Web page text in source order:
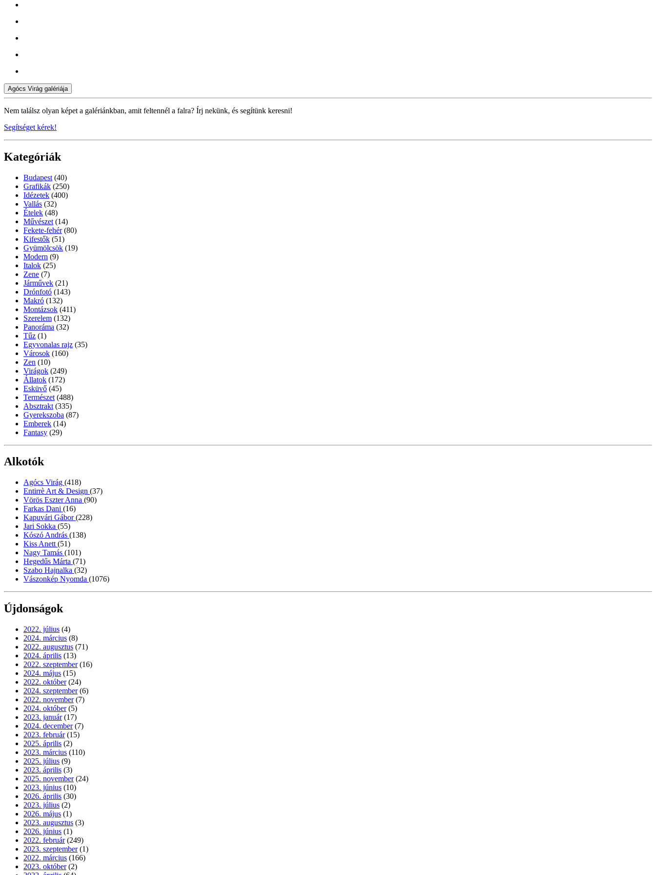
Agócs Virág galériája
Nem találsz olyan képet a galériánkban, amit feltennél a falra? Írj nekünk, és segítünk keresni!
Segítséget kérek!
Kategóriák
Budapest (40)
Grafikák (250)
Idézetek (400)
Vallás (32)
Ételek (48)
Művészet (14)
Fekete-fehér (80)
Kifestők (51)
Gyümölcsök (19)
Modern (9)
Italok (25)
Zene (7)
Járművek (21)
Drónfotó (143)
Makró (132)
Montázsok (411)
Szerelem (132)
Panoráma (32)
Tűz (1)
Egyvonalas rajz (35)
Városok (160)
Zen (10)
Virágok (249)
Állatok (172)
Esküvő (45)
Természet (488)
Absztrakt (335)
Gyerekszoba (87)
Emberek (14)
Fantasy (29)
Alkotók
Agócs Virág (418)
Entirrè Art & Design (37)
Vörös Eszter Anna (90)
Farkas Dani (16)
Kapuvári Gábor(228)
Jari Sokka (55)
Kószó András (138)
Kiss Anett (51)
Nagy Tamás (101)
Hegedűs Márta (71)
Szabo Hajnalka (32)
Vászonkép Nyomda (1076)
Újdonságok
2022. július (4)
2024. március (8)
2022. augusztus (71)
2024. április (13)
2022. szeptember (16)
2024. május (15)
2022. október (24)
2024. szeptember (6)
2022. november (7)
2024. október (5)
2023. január (17)
2024. december (7)
2023. február (15)
2025. április (2)
2023. március (110)
2025. július (9)
2023. április (3)
2025. november (24)
2023. június (10)
2026. április (30)
2023. július (2)
2026. május (1)
2023. augusztus (3)
2026. június (1)
2022. február (249)
2023. szeptember (1)
2022. március (166)
2023. október (2)